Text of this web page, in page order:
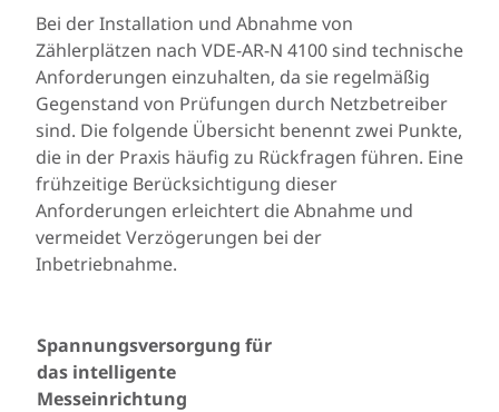
Bei der Installation und Abnahme von
Zählerplätzen nach VDE-AR-N 4100 sind technische
Anforderungen einzuhalten, da sie regelmäßig
Gegenstand von Prüfungen durch Netzbetreiber
sind. Die folgende Übersicht benennt zwei Punkte,
die in der Praxis häufig zu Rückfragen führen. Eine
frühzeitige Berücksichtigung dieser
Anforderungen erleichtert die Abnahme und
vermeidet Verzögerungen bei der
Inbetriebnahme.
Spannungsversorgung für
das intelligente
Messeinrichtung